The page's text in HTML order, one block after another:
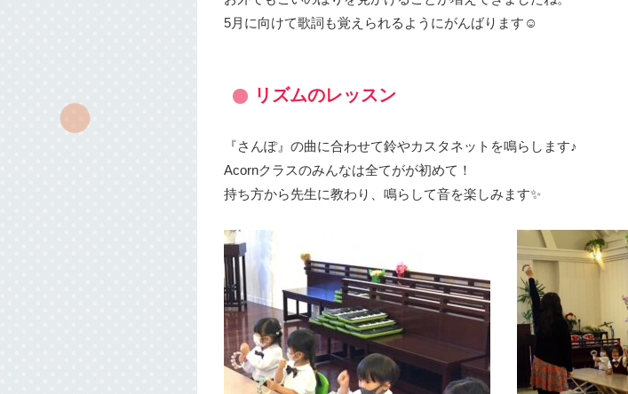
5月に向けて歌詞も覚えられるようにがんばります☺
リズムのレッスン
『さんぽ』の曲に合わせて鈴やカスタネットを鳴らします♪
Acornクラスのみんなは全てがが初めて！
持ち方から先生に教わり、鳴らして音を楽しみます✨